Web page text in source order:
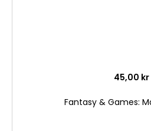
45,00 kr
Fantasy & Games: